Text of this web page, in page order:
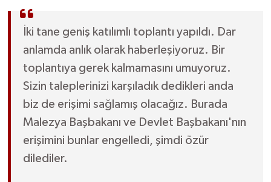
İki tane geniş katılımlı toplantı yapıldı. Dar
anlamda anlık olarak haberleşiyoruz. Bir
toplantıya gerek kalmamasını umuyoruz.
Sizin taleplerinizi karşıladık dedikleri anda
biz de erişimi sağlamış olacağız. Burada
Malezya Başbakanı ve Devlet Başbakanı'nın
erişimini bunlar engelledi, şimdi özür
dilediler.